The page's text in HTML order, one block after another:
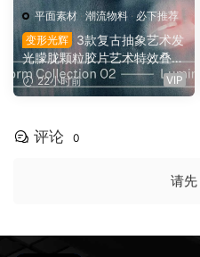
平面素材· 潮流物料 · 必下推荐
变形光辉
3款复古抽象艺术发
光朦胧颗粒胶片艺术特效叠加
PSD特效样机组合 Orbyt Stu
dio – Transform Collection 0
22小时前 VIP
评论 0
请先